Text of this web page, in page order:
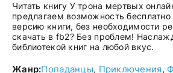
Читать книгу У трона мертвых
предлагаем возможность
версию книги, без необходимости
скачать в fb2? Без проблем!
библиотекой книг на любой вкус.
Жанр:Попаданцы, Приключения,